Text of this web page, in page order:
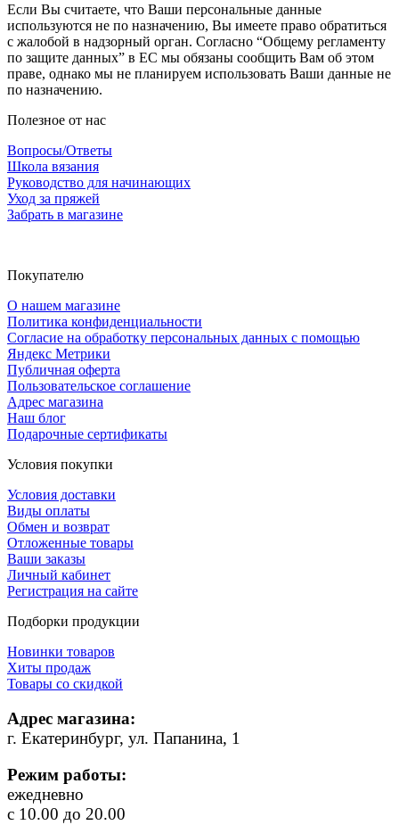
Если Вы считаете, что Ваши персональные данные
используются не по назначению, Вы имеете право обратиться
с жалобой в надзорный орган. Согласно “Общему регламенту
по защите данных” в ЕС мы обязаны сообщить Вам об этом
праве, однако мы не планируем использовать Ваши данные не
по назначению.
Полезное от нас
Вопросы/Ответы
Школа вязания
Руководство для начинающих
Уход за пряжей
Забрать в магазине
Покупателю
О нашем магазине
Политика конфиденциальности
Согласие на обработку персональных данных с помощью
Яндекс Метрики
Публичная оферта
Пользовательское соглашение
Адрес магазина
Наш блог
Подарочные сертификаты
Условия покупки
Условия доставки
Виды оплаты
Обмен и возврат
Отложенные товары
Ваши заказы
Личный кабинет
Регистрация на сайте
Подборки продукции
Новинки товаров
Хиты продаж
Товары со скидкой
Адрес магазина:
г. Екатеринбург, ул. Папанина, 1
Режим работы:
ежедневно
с 10.00 до 20.00